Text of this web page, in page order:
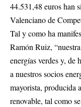
44.531,48 euros han
Valenciano de
Tal y como ha
Ramón Ruiz,
energías verdes y, de
a nuestros socios
mayorista, producida
renovable, tal como